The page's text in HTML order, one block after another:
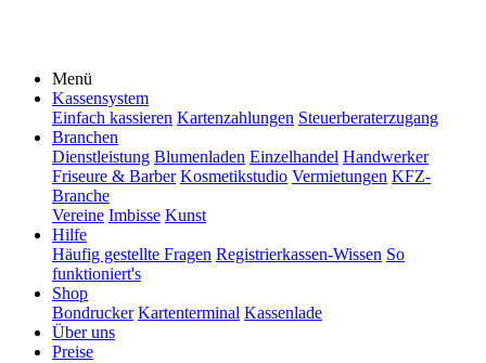
Menü
Kassensystem
Einfach kassieren Kartenzahlungen Steuerberaterzugang
Branchen
Dienstleistung Blumenladen Einzelhandel Handwerker
Friseure & Barber Kosmetikstudio Vermietungen KFZ-
Branche
Vereine Imbisse Kunst
Hilfe
Häufig gestellte Fragen Registrierkassen-Wissen So
funktioniert's
Shop
Bondrucker Kartenterminal Kassenlade
Über uns
Preise